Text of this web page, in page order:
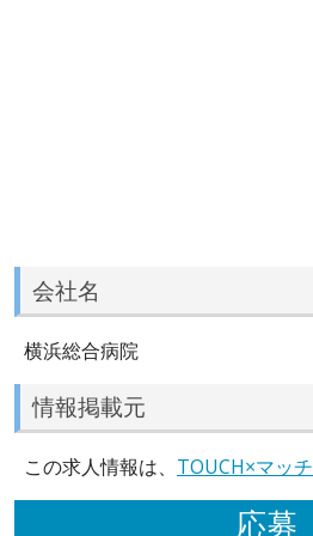
会社名
横浜総合病院
情報掲載元
この求人情報は、 TOUCH×マッチ
応募